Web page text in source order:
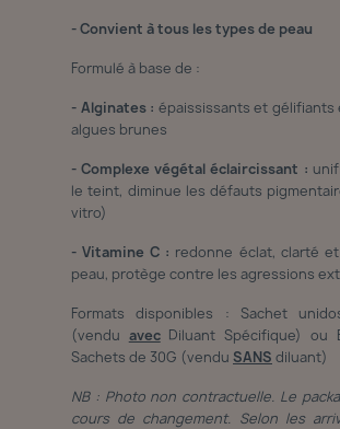
- Convient à tous les types de peau
Formulé à base de :
- Alginates : épaississants et gélifiants
algues brunes
- Complexe végétal éclaircissant :
le teint, diminue les défauts
vitro)
- Vitamine C : redonne éclat, clarté
peau, protège contre les agressions
Formats disponibles : Sachet
(vendu avecDiluant Spécifique) ou
Sachets de 30G (vendu SANS diluant)
NB : Photo non contractuelle. Le
cours de changement. Selon les